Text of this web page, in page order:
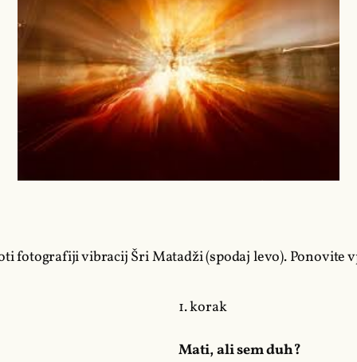
fotografiji vibracij Šri Matadži (spodaj levo). Ponovite
1. korak
Mati, ali sem duh?